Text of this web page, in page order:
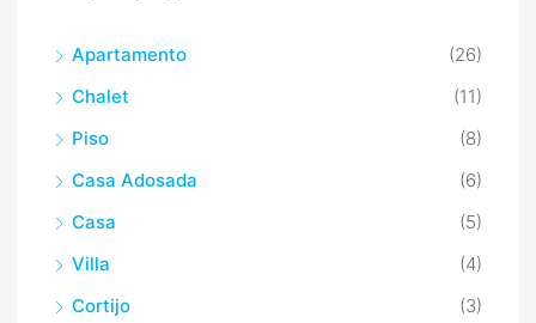
Apartamento
(26)
Chalet
(11)
Piso
(8)
Casa Adosada
(6)
Casa
(5)
Villa
(4)
Cortijo
(3)